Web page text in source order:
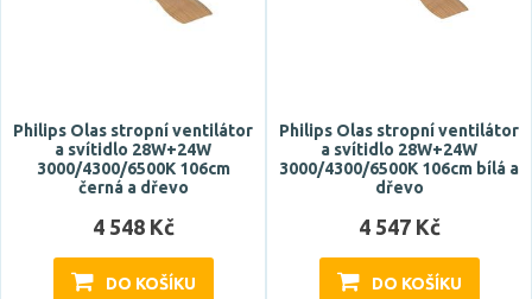
design
klasický
moderní
VINTAGE
Philips Olas stropní ventilátor
a svítidlo 28W+24W
3000/4300/6500K 106cm
černá a dřevo
4 548 Kč
DO KOŠÍKU
Philips Olas stropní ventilátor
a svítidlo 28W+24W
3000/4300/6500K 106cm bílá a
dřevo
4 547 Kč
DO KOŠÍKU